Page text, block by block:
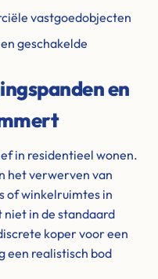
vastgoedobjecten
geschakelde
en
in residentieel wonen.
het verwerven van
of winkelruimtes in
in de standaard
koper voor een
een realistisch bod